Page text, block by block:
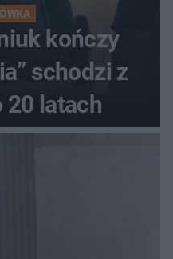
kończy
schodzi z
20 latach